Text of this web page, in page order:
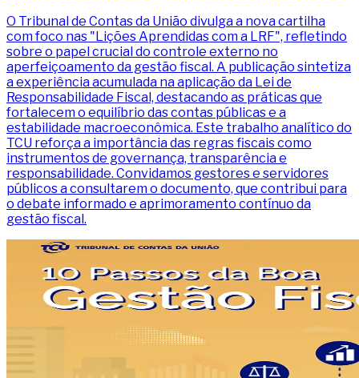
O Tribunal de Contas da União divulga a nova cartilha
com foco nas "Lições Aprendidas com a LRF", refletindo
sobre o papel crucial do controle externo no
aperfeiçoamento da gestão fiscal. A publicação sintetiza
a experiência acumulada na aplicação da Lei de
Responsabilidade Fiscal, destacando as práticas que
fortalecem o equilíbrio das contas públicas e a
estabilidade macroeconômica. Este trabalho analítico do
TCU reforça a importância das regras fiscais como
instrumentos de governança, transparência e
responsabilidade. Convidamos gestores e servidores
públicos a consultarem o documento, que contribui para
o debate informado e aprimoramento contínuo da
gestão fiscal.